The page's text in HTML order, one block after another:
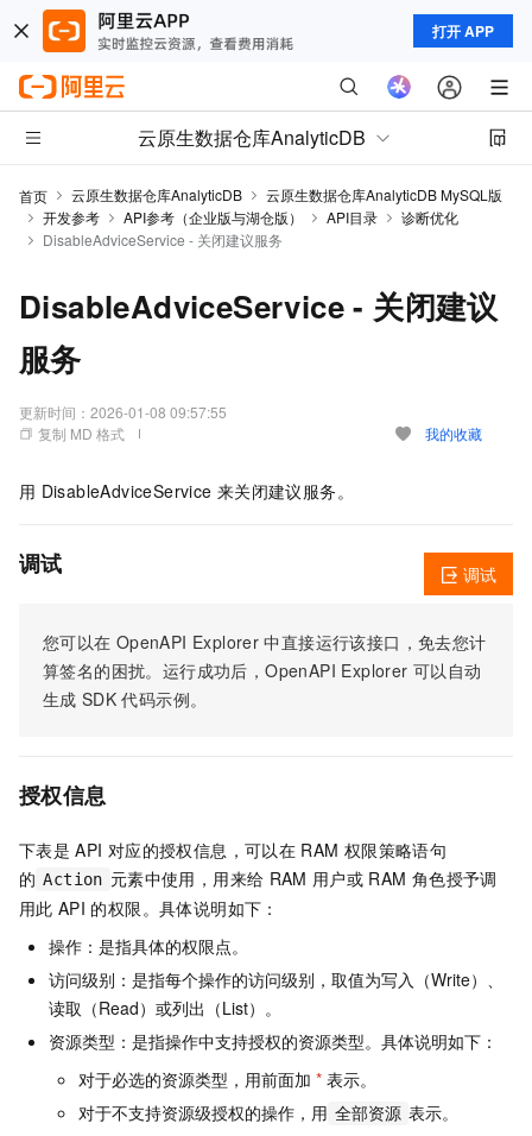
打开 APP
云原生数据仓库AnalyticDB
首页 云原生数据仓库AnalyticDB
云原生数据仓库AnalyticDB MySQL版
开发参考
API参考（企业版与湖仓版） API目录
诊断优化
DisableAdviceService - 关闭建议服务
DisableAdviceService - 关闭建议
服务
更新时间： 2026-01-08 09:57:55
复制 MD 格式
我的收藏
用 DisableAdviceService 来关闭建议服务。
调试
您可以在 OpenAPI Explorer 中直接运行该接口，免去您计
算签名的困扰。运行成功后，OpenAPI Explorer 可以自动
生成 SDK 代码示例。
调试
授权信息
下表是 API 对应的授权信息，可以在 RAM 权限策略语句
的 Action 元素中使用，用来给 RAM 用户或 RAM 角色授予调
用此 API 的权限。具体说明如下：
操作：是指具体的权限点。
访问级别：是指每个操作的访问级别，取值为写入（Write）、
读取（Read）或列出（List）。
资源类型：是指操作中支持授权的资源类型。具体说明如下：
对于必选的资源类型，用前面加 * 表示。
对于不支持资源级授权的操作，用 全部资源 表示。